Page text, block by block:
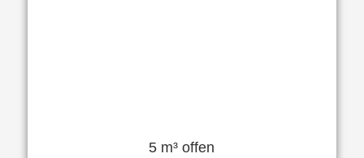
5 m³ offen